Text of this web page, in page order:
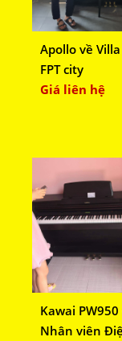
Apollo về
FPT city
Giá liên hệ
Kawai
Nhân viên